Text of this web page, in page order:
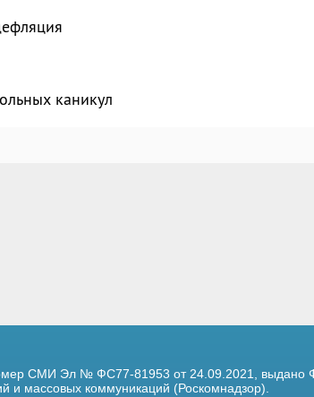
каникул
СМИ Эл № ФС77-81953 от 24.09.2021, выдано
и массовых коммуникаций (Роскомнадзор).